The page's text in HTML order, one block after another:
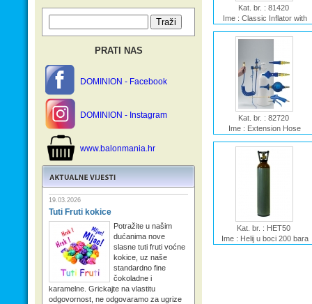
PRATI NAS
DOMINION - Facebook
DOMINION - Instagram
www.balonmania.hr
19.03.2026
Tuti Fruti kokice
Potražite u našim
dućanima nove
slasne tuti fruti voćne
kokice, uz naše
standardno fine
čokoladne i
karamelne. Grickajte na vlastitu
odgovornost, ne odgovaramo za ugrize
Kat. br. : 81420
Ime : Classic Inflator with
Kat. br. : 82720
Ime : Extension Hose
Kat. br. : HET50
Ime : Helij u boci 200 bara